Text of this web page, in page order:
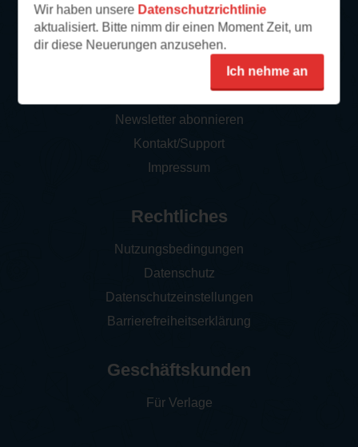
Wir haben unsere Datenschutzrichtlinie
aktualisiert. Bitte nimm dir einen Moment Zeit, um
dir diese Neuerungen anzusehen.
Ich nehme an
Service
Newsletter abonnieren
Kontakt/Support
Impressum
Rechtliches
Nutzungsbedingungen
Datenschutz
Datenschutzeinstellungen
Barrierefreiheitserklärung
Geschäftskunden
Für Verlage